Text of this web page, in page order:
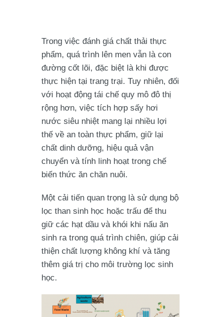
Trong việc đánh giá chất thải thực
phẩm, quá trình lên men vẫn là con
đường cốt lõi, đặc biệt là khi được
thực hiện tại trang trại. Tuy nhiên, đối
với hoạt động tái chế quy mô đô thị
rộng hơn, việc tích hợp sấy hơi
nước siêu nhiệt mang lại nhiều lợi
thế về an toàn thực phẩm, giữ lại
chất dinh dưỡng, hiệu quả vận
chuyển và tính linh hoạt trong chế
biến thức ăn chăn nuôi.
Một cải tiến quan trọng là sử dụng bộ
lọc than sinh học hoặc trấu để thu
giữ các hạt dầu và khói khi nấu ăn
sinh ra trong quá trình chiên, giúp cải
thiện chất lượng không khí và tăng
thêm giá trị cho môi trường lọc sinh
học.